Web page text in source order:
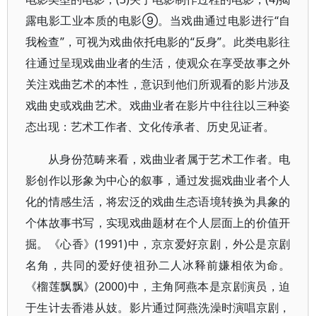
露电影工业本质的电影⑨。当戏曲通过电影进行“自
我检查”，可视为戏曲依托电影的“反身”。此类电影往
往通过呈现戏曲业者的生活，使观众在享受故事之外
关注戏曲艺术的本性，意识到他们所观看的影片涉及
戏曲史或戏曲艺术。戏曲业者在影片中往往以三种姿
态出现：艺术工作者、文化传承者、历史见证者。
从身份范畴来看，戏曲业者属于艺术工作者。电
影创作以形象为中心的叙事，通过发掘戏曲业者个人
化的情感生活，将宏泛的戏曲生态语境转换为具象的
个体故事书写，实现戏曲题材在个人层面上的价值开
掘。《心香》(1991)中，京京爱好京剧，外公是京剧
名角，共同的爱好使祖孙二人冰释前嫌相依为命。
《榴莲飘飘》(2000)中，主角阿燕本是京剧演员，迫
于生计去香港从妓。影片通过阿燕洗澡时演唱京剧，